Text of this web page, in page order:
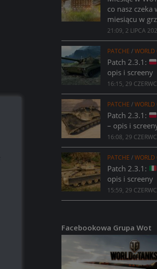
co nasz czeka
miesiącu w
21:09, 2 LIPCA
PATCHE /WORLD
Patch 2.3.1:
opis i screeny
16:15, 29
PATCHE /WORLD
Patch 2.3.1:
– opis i
16:08, 29
PATCHE /WORLD
Patch 2.3.1:
opis i screeny
15:59, 29
Facebookowa Grupa Wot